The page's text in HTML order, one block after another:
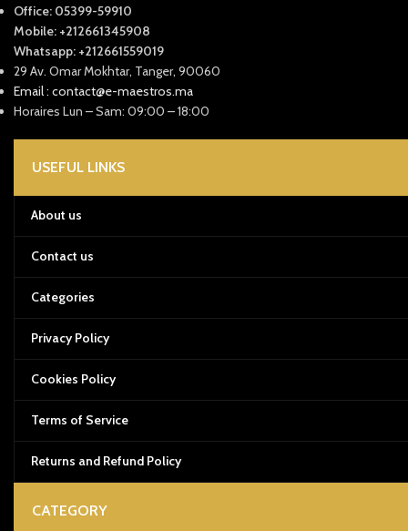
Office: 05399-59910
Mobile: +212661345908
Whatsapp: +212661559019
29 Av. Omar Mokhtar, Tanger, 90060
Email : contact@e-maestros.ma
Horaires Lun – Sam: 09:00 – 18:00
USEFUL LINKS
About us
Contact us
Categories
Privacy Policy
Cookies Policy
Terms of Service
Returns and Refund Policy
CATEGORY